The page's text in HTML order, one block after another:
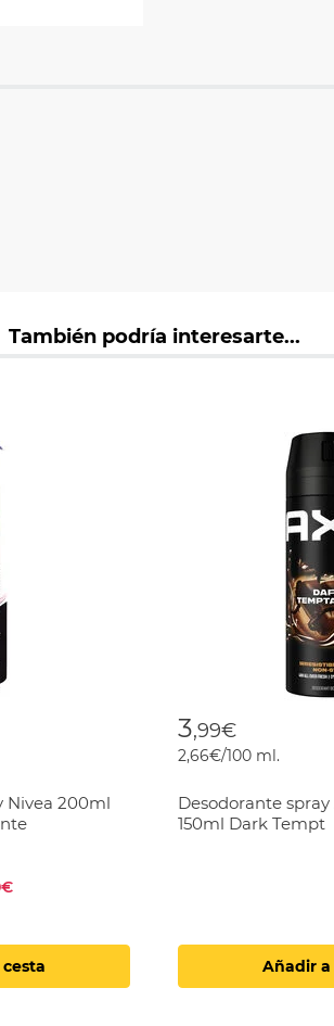
También podría interesarte...
from
Nivea 200ml
3,99€
2,66€/100 ml.
Desodorante
150ml Dark Tempt
Añadir a